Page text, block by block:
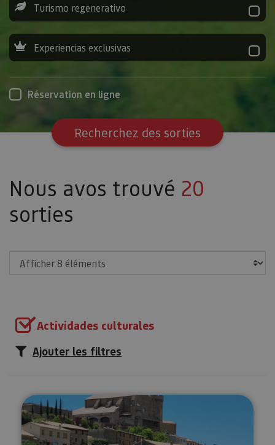
Turismo regenerativo
Experiencias exclusivas
Réservation en ligne
Recherchez des sorties
Nous avos trouvé 20
sorties
Actividades culturales
Ajouter les filtres
Visitez le village médiéval d’Ujué